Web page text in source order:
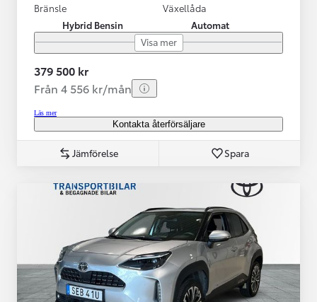
Bränsle
Hybrid Bensin
Växellåda
Automat
Visa mer
379 500 kr
Från 4 556 kr/mån
Läs mer
Kontakta återförsäljare
Jämförelse Spara